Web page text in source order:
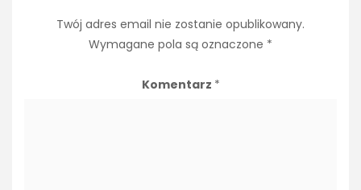
Twój adres email nie zostanie opublikowany.
Wymagane pola są oznaczone *
Komentarz *